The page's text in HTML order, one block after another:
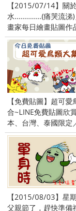
【2015/07/14】關
水..............(痛哭流涕
畫家每日繪畫貼圖作
精彩連載中！
【免費貼圖】超可
合~LINE免費貼圖欣
本、台灣、泰國限定
openVPN跨區、加
號／2016/4/18
【2015/08/03】星
父親節了，趕快準備